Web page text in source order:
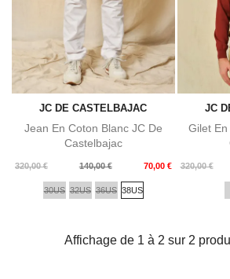
JC DE CASTELBAJAC
Jean En Coton Blanc JC De
Castelbajac
320,00 €
Prix
140,00 € 70,00 €
Prix
30US 32US 36US 38US
JC
Gilet
320,00 €
Prix
Prix
Affichage de 1 à 2 sur 2